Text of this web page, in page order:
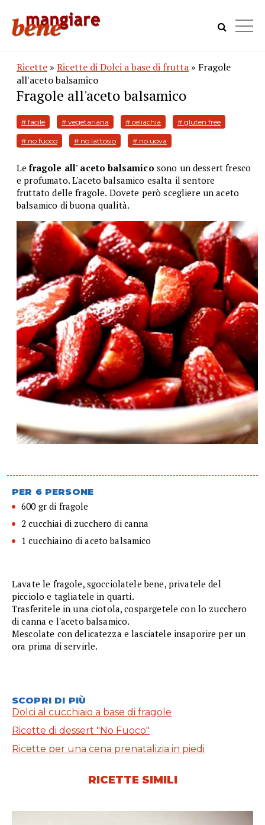
Ricette » Ricette di Dolci a base di frutta » Fragole
all'aceto balsamico
Fragole all'aceto balsamico
# facile # vegetariana # celiachia # gluten free
# no fuoco # no lattosio # no uova
Lefragole all' aceto balsamico sono un dessert fresco
e profumato. L'aceto balsamico esalta il sentore
fruttato delle fragole. Dovete però scegliere un aceto
balsamico di buona qualità.
PER 6 PERSONE
600 gr di fragole
2 cucchiai di zucchero di canna
1 cucchiaino di aceto balsamico
Lavate le fragole, sgocciolatele bene, privatele del
picciolo e tagliatele in quarti.
Trasferitele in una ciotola, cospargetele con lo zucchero
di canna e l'aceto balsamico.
Mescolate con delicatezza e lasciatele insaporire per un
ora prima di servirle.
SCOPRI DI PIÙ
Dolci al cucchiaio a base di fragole
Ricette di dessert "No Fuoco"
Ricette per una cena prenatalizia in piedi
RICETTE SIMILI